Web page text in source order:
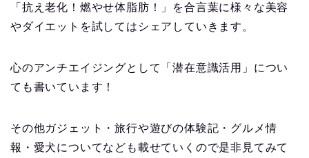
「抗え老化！燃やせ体脂肪！」を合言葉に様々な美容
やダイエットを試してはシェアしていきます。
心のアンチエイジングとして「潜在意識活用」につい
ても書いています！
その他ガジェット・旅行や遊びの体験記・グルメ情
報・愛犬についてなども載せていくので是非見てみて